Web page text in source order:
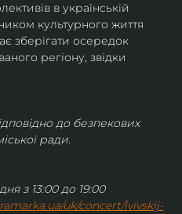
в українській
культурного життя
зберігати осередок
регіону, звідки
до безпекових
ради.
з 13:00 до 19:00
uk/concert/lvivskij-